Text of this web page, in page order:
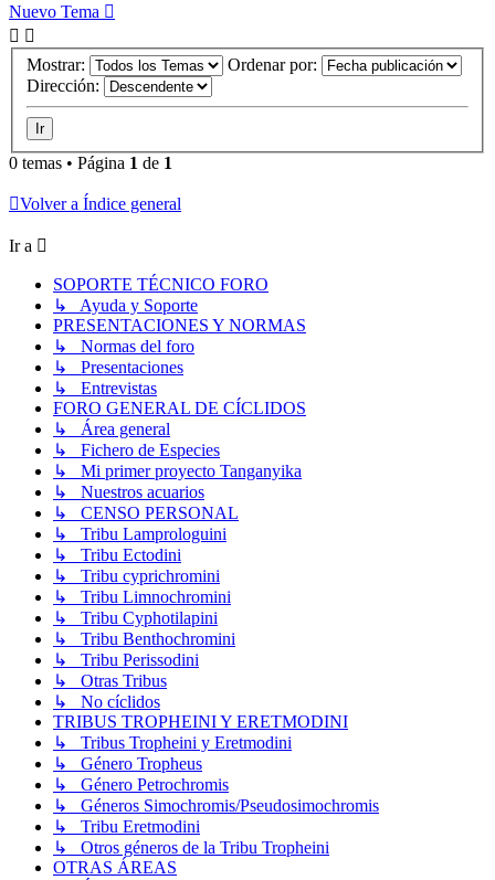
Nuevo Tema
Mostrar:
Ordenar por:
Dirección:
0 temas • Página 1 de 1
Volver a Índice general
Ir a
SOPORTE TÉCNICO FORO
↳ Ayuda y Soporte
PRESENTACIONES Y NORMAS
↳ Normas del foro
↳ Presentaciones
↳ Entrevistas
FORO GENERAL DE CÍCLIDOS
↳ Área general
↳ Fichero de Especies
↳ Mi primer proyecto Tanganyika
↳ Nuestros acuarios
↳ CENSO PERSONAL
↳ Tribu Lamprologuini
↳ Tribu Ectodini
↳ Tribu cyprichromini
↳ Tribu Limnochromini
↳ Tribu Cyphotilapini
↳ Tribu Benthochromini
↳ Tribu Perissodini
↳ Otras Tribus
↳ No cíclidos
TRIBUS TROPHEINI Y ERETMODINI
↳ Tribus Tropheini y Eretmodini
↳ Género Tropheus
↳ Género Petrochromis
↳ Géneros Simochromis/Pseudosimochromis
↳ Tribu Eretmodini
↳ Otros géneros de la Tribu Tropheini
OTRAS ÁREAS